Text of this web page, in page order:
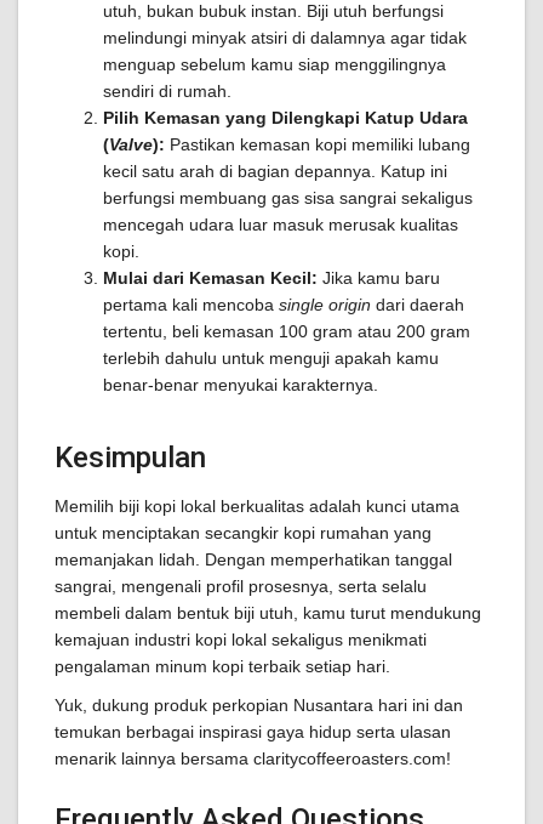
utuh, bukan bubuk instan. Biji utuh berfungsi
melindungi minyak atsiri di dalamnya agar tidak
menguap sebelum kamu siap menggilingnya
sendiri di rumah.
Pilih Kemasan yang Dilengkapi Katup Udara
(Valve): Pastikan kemasan kopi memiliki lubang
kecil satu arah di bagian depannya. Katup ini
berfungsi membuang gas sisa sangrai sekaligus
mencegah udara luar masuk merusak kualitas
kopi.
Mulai dari Kemasan Kecil: Jika kamu baru
pertama kali mencoba single origin dari daerah
tertentu, beli kemasan 100 gram atau 200 gram
terlebih dahulu untuk menguji apakah kamu
benar-benar menyukai karakternya.
Kesimpulan
Memilih biji kopi lokal berkualitas adalah kunci utama
untuk menciptakan secangkir kopi rumahan yang
memanjakan lidah. Dengan memperhatikan tanggal
sangrai, mengenali profil prosesnya, serta selalu
membeli dalam bentuk biji utuh, kamu turut mendukung
kemajuan industri kopi lokal sekaligus menikmati
pengalaman minum kopi terbaik setiap hari.
Yuk, dukung produk perkopian Nusantara hari ini dan
temukan berbagai inspirasi gaya hidup serta ulasan
menarik lainnya bersama claritycoffeeroasters.com!